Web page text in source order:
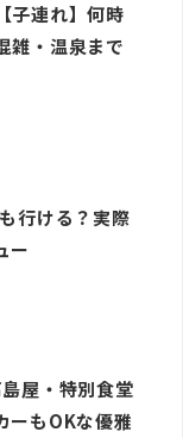
子連れ】何時
雑・温泉まで
行ける？実際
ー
屋・特別食堂
ーもOKな優雅